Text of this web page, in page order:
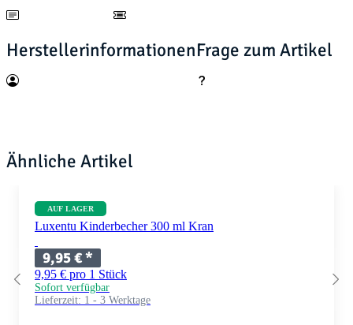
HerstellerinformationenFrage zum Artikel
Ähnliche Artikel
AUF LAGER
Luxentu Kinderbecher 300 ml Kran
9,95 €*
9,95 € pro 1 Stück
Sofort verfügbar
Lieferzeit: 1 - 3 Werktage